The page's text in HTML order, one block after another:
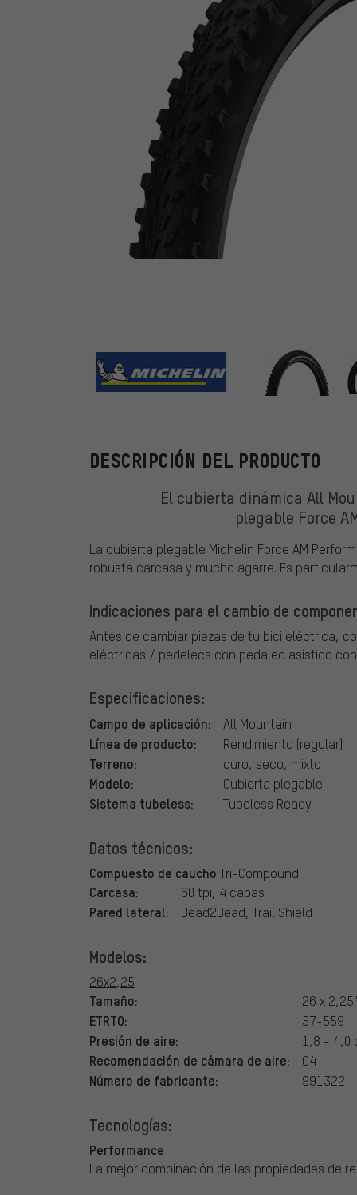
Michelin
DESCRIPCIÓN DEL PRODUCTO
El cubierta dinámica All
plegable Force
La cubierta plegable Michelin Force AM
robusta carcasa y mucho agarre. Es
Indicaciones para el cambio de
Antes de cambiar piezas de tu bici eléctrica,
eléctricas / pedelecs con pedaleo asistido con
Especificaciones:
Campo de aplicación: All Mountain
Línea de producto: Rendimiento (regular)
Terreno: duro, seco, mixto
Modelo: Cubierta plegable
Sistema tubeless: Tubeless Ready
Datos técnicos:
Compuesto de caucho Tri-Compound
Carcasa: 60 tpi, 4 capas
Pared lateral: Bead2Bead, Trail Shield
Modelos:
26x2,25
Tamaño: 26 x 2,25"
ETRTO: 57-559
Presión de aire: 1,8 - 4,0
Recomendación de cámara de aire: C4
Número de fabricante: 991322
Tecnologías:
Performance
La mejor combinación de las propiedades de